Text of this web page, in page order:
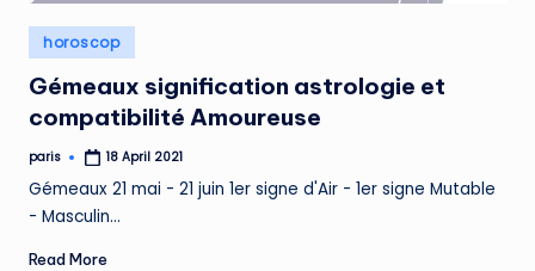
Posted
in
horoscop
Gémeaux signification astrologie et
compatibilité Amoureuse
Posted
paris 18 April 2021
Gémeaux 21 mai - 21 juin 1er signe d'Air - 1er signe Mutable
- Masculin…
Read More